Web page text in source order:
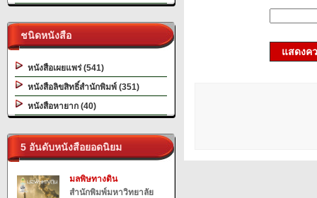
ชนิดหนังสือ
หนังสือเผยแพร่ (541)
หนังสือลิขสิทธิ์สำนักพิมพ์ (351)
หนังสือหายาก (40)
5 อันดับหนังสือยอดนิยม
มลพิษทางดิน
สำนักพิมพ์มหาวิทยาลัย
แสดงค